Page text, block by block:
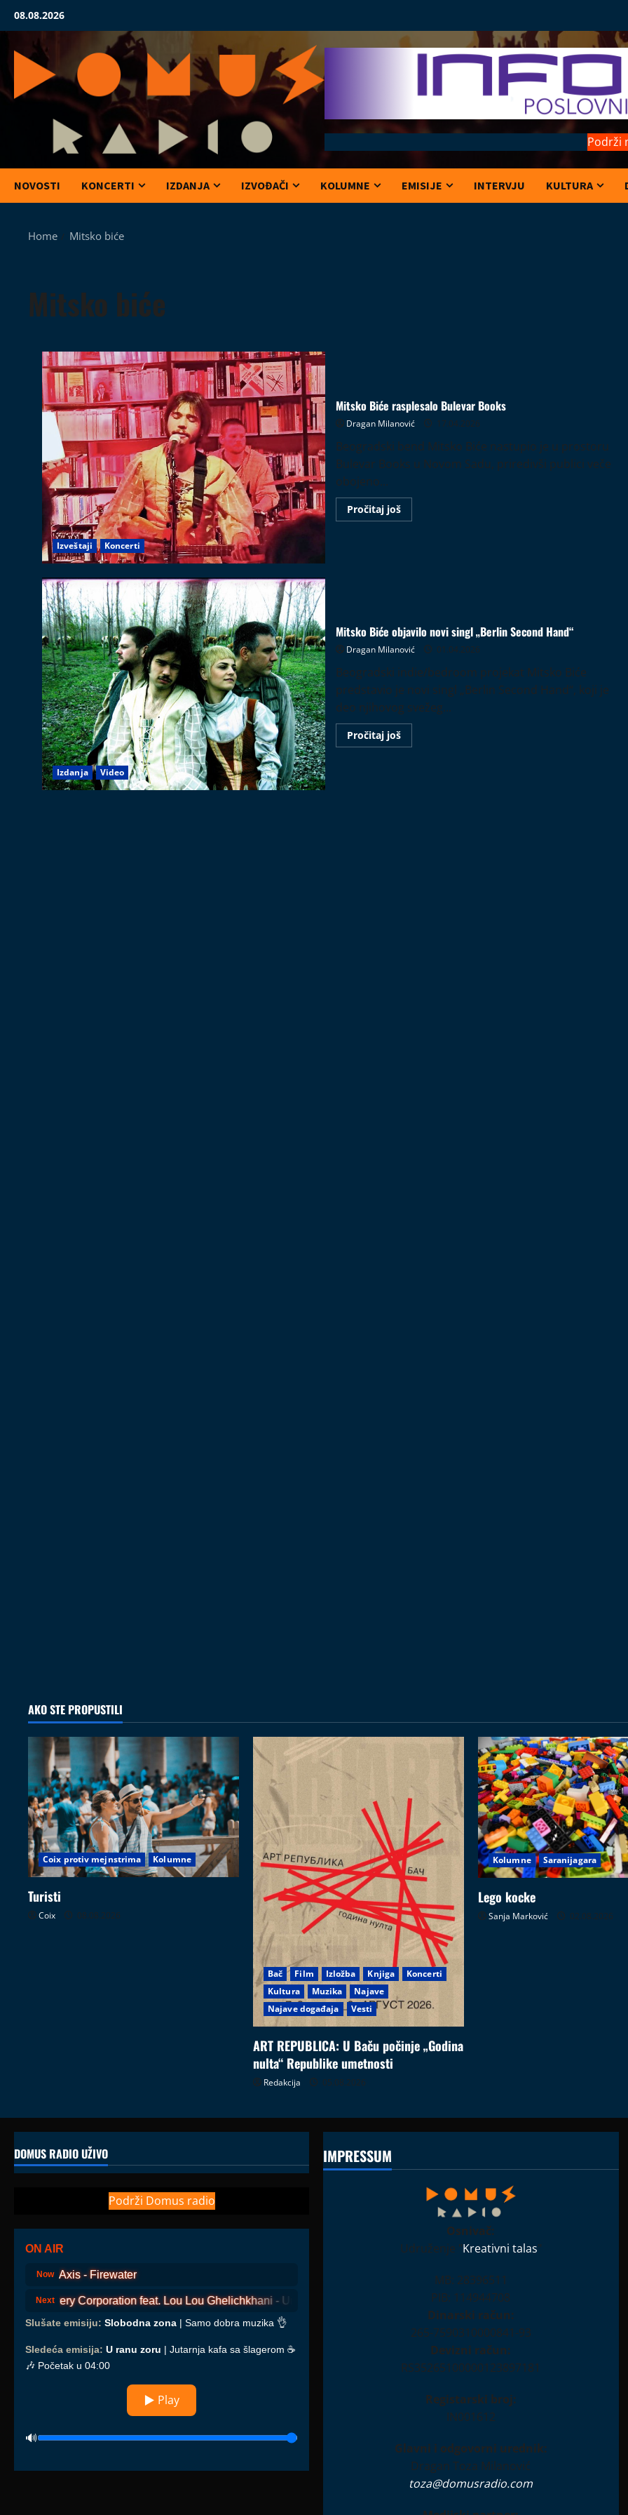
08.08.2026
Podrži
NOVOSTI KONCERTI IZDANJA IZVOĐAČI KOLUMNE EMISIJE INTERVJU KULTURA
Home Mitsko biće
Mitsko biće
Izveštaji Koncerti
Mitsko Biće rasplesalo Bulevar Books
Dragan Milanović 17.04.2026
Beogradski bend Mitsko Biće nastupio je u prostoru
Bulevar Books u Novom Sadu, priredivši publici veče
obojeno...
Pročitaj jošRead
more
Izdanja Video
Mitsko Biće objavilo novi singl „Berlin Second Hand“
Dragan Milanović 01.04.2026
Beogradski indie/bedroom projekat Mitsko Biće
predstavio je novi singl „Berlin Second Hand“, koji je
deo njihovog svežeg...
Pročitaj jošRead
more
AKO STE PROPUSTILI
Coix protiv mejnstrima Kolumne
Turisti
Coix 08.08.2026
Bač Film Izložba Knjiga
Koncerti
Kultura
Muzika
Najave
Najave događaja
Vesti
ART REPUBLICA: U Baču počinje „Godina
nulta“ Republike umetnosti
Redakcija 05.08.2026
Kolumne Saranijagara
Lego kocke
Sanja Marković 02.08.2026
DOMUS RADIO UŽIVO
Podrži Domus radio
ON AIR
Now Axis - Firewater
Next
Thievery Corporation feat. Lou Lou Ghelichkhani - Un Simple Histoire (A Simple History)
Slušate emisiju: Slobodna zona | Samo dobra muzika 👌
Sledeća emisija: U ranu zoru | Jutarnja kafa sa šlagerom ☕️
🎶 Početak u 04:00
▶ Play
IMPRESSUM
Osnivač:
Udruženje "Kreativni talas"
MB: 28396511
PIB: 114944708
Dinarski račun:
265-7590310000841-93
Devizni račun:
RS35265100000123897181
Registarski broj:
IN001612
Glavni i odgovorni urednik:
Dragan Toza Milanović
toza@domusradio.com